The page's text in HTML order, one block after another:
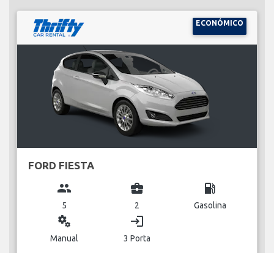
ECONÓMICO
FORD FIESTA
group
5
business_center
2
local_gas_station
Gasolina
miscellaneous_services
Manual
login
3 Porta